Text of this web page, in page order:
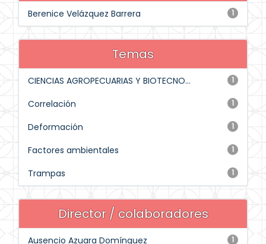
1
Berenice Velázquez Barrera
Temas
1
CIENCIAS AGROPECUARIAS Y BIOTECNO...
1
Correlación
1
Deformación
1
Factores ambientales
1
Trampas
Director / colaboradores
1
Ausencio Azuara Domínguez